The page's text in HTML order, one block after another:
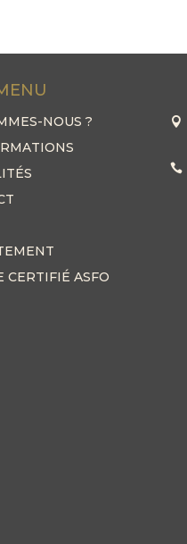
NOUS ?
CERTIFIÉ ASFO